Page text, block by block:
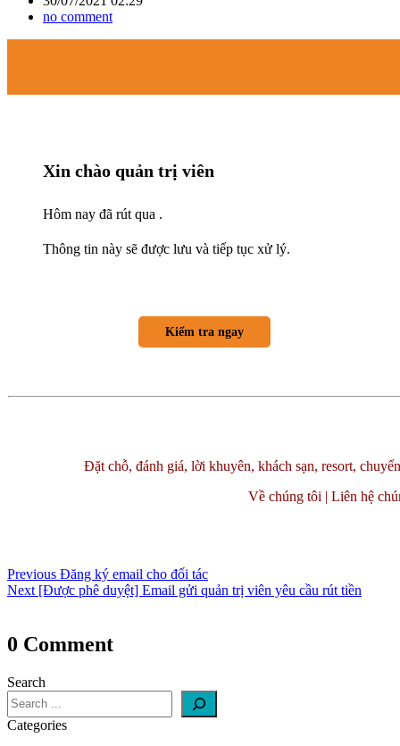
no comment
Xin chào quản trị viên
Hôm nay đã rút qua .
Thông tin này sẽ được lưu và tiếp tục xử lý.
Kiểm tra ngay
Đặt chỗ, đánh giá, lời khuyên, khách sạn, resort,
Về chúng tôi | Liên hệ
hướng
viết
Previous Previous
post:
Đăng ký email cho đối tác
Next Next
[Được phê duyệt] Email gửi quản trị viên yêu cầu rút tiền
0 Comment
Search
Categories